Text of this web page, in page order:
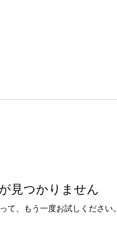
見つかりません
て、もう一度お試しください。